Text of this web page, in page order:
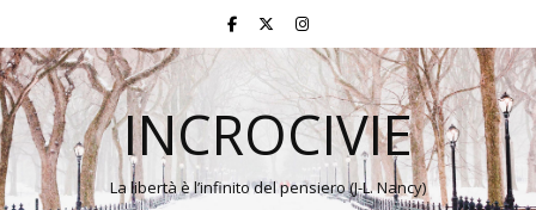
INCROCIVIE
La libertà è l’infinito del pensiero (J-L. Nancy)